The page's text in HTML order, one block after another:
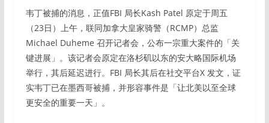
韦丁被捕的消息，正值FBI 局长Kash Patel 原定于周五
（23日）上午，联同加拿大皇家骑警（RCMP）总监
Michael Duheme 召开记者会，公布一宗重大案件的「关
键进展」。该记者会原定在洛杉矶以东的安大略国际机场
举行，其后延迟进行。FBI 局长其后在社交平台X 发文，证
实韦丁已在墨西哥被捕，并形容事件是「让北美以至全球
更安全的重要一天」。